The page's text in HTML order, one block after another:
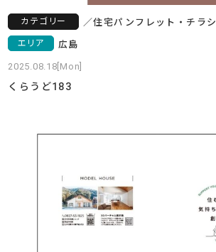
カテゴリー ／住宅パンフレット・チラシ
エリア 広島
2025.08.18[Mon]
くらうど183